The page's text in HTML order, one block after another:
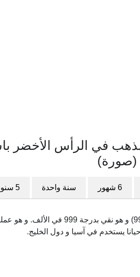
في الرأس الأخضر
6 شهور سنة واحدة 5 سنوات
عيار 24 يسمى أيضا (.999) و هو
يستخدم في آسيا و دول الخليج.